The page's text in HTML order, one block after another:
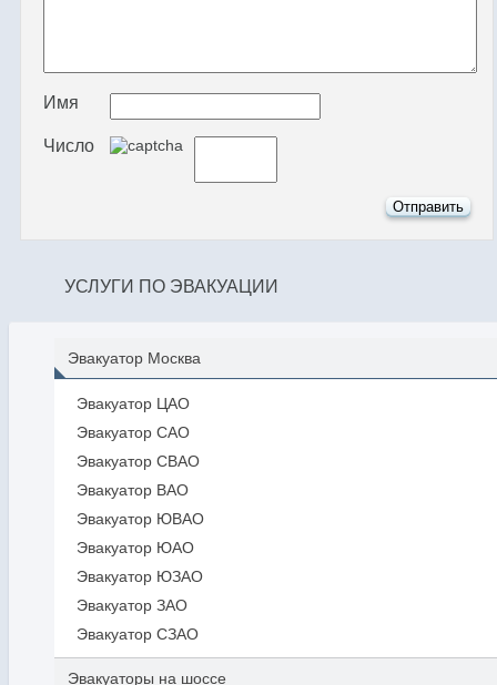
Имя
Число
УСЛУГИ ПО ЭВАКУАЦИИ
Эвакуатор Москва
Эвакуатор ЦАО
Эвакуатор САО
Эвакуатор СВАО
Эвакуатор ВАО
Эвакуатор ЮВАО
Эвакуатор ЮАО
Эвакуатор ЮЗАО
Эвакуатор ЗАО
Эвакуатор СЗАО
Эвакуаторы на шоссе